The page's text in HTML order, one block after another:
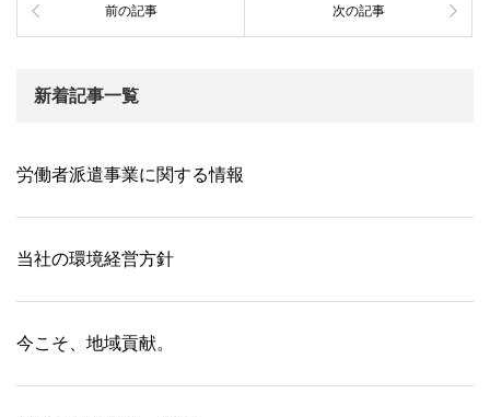
前の記事 次の記事
新着記事一覧
労働者派遣事業に関する情報
当社の環境経営方針
今こそ、地域貢献。